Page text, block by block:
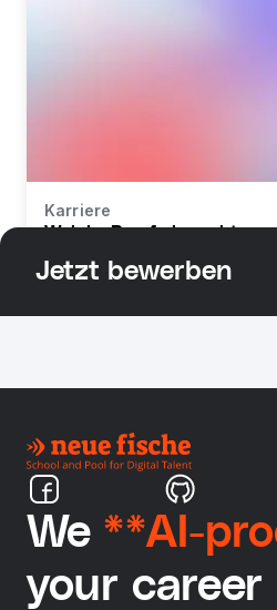
Karriere
Welche Berufe braucht
Jetzt bewerben
We **AI-
your career